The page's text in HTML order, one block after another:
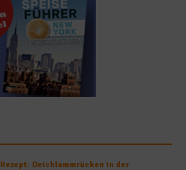
Rezept: Deichlammrücken in der